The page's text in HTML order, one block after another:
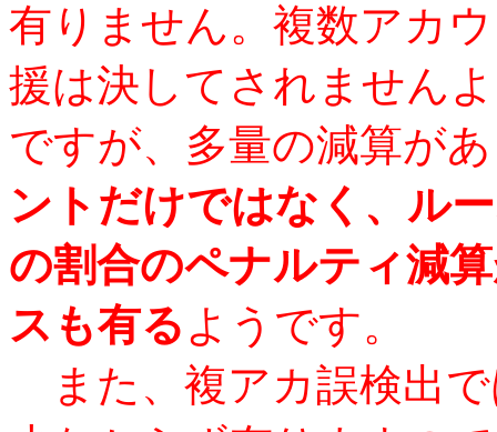
有りません。複数アカ
援は決してされません
ですが、多量の減算が
ントだけではなく、ル
の割合のペナルティ減
スも有る ようです。
また、複アカ誤検出